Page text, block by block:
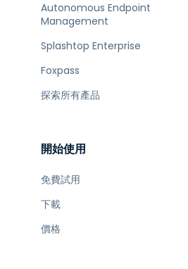
Autonomous Endpoint
Management
Splashtop Enterprise
Foxpass
探索所有產品
開始使用
免費試用
下載
價格